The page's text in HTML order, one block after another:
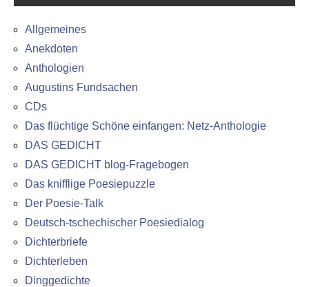
Allgemeines
Anekdoten
Anthologien
Augustins Fundsachen
CDs
Das flüchtige Schöne einfangen: Netz-Anthologie
DAS GEDICHT
DAS GEDICHT blog-Fragebogen
Das knifflige Poesiepuzzle
Der Poesie-Talk
Deutsch-tschechischer Poesiedialog
Dichterbriefe
Dichterleben
Dinggedichte